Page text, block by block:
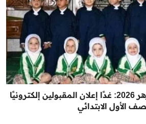
إليك نتيجة تنسيق الأزهر 2026: غدًا إعلان المقبولين إلكترونيًا
الأول الابتدائي